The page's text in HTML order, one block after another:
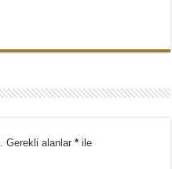
Gerekli alanlar* ile